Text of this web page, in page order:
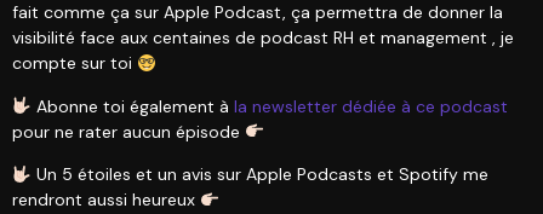
fait comme ça sur Apple Podcast, ça permettra de donner la
visibilité face aux centaines de podcast RH et management , je
compte sur toi
Abonne toi également à la newsletter dédiée à ce podcast
pour ne rater aucun épisode
Un 5 étoiles et un avis sur Apple Podcasts et Spotify me
rendront aussi heureux